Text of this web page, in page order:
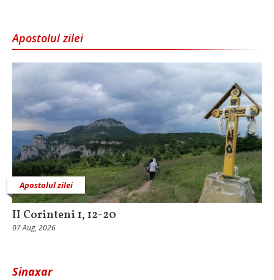
Apostolul zilei
Apostolul zilei
II Corinteni 1, 12-20
07 Aug, 2026
Sinaxar